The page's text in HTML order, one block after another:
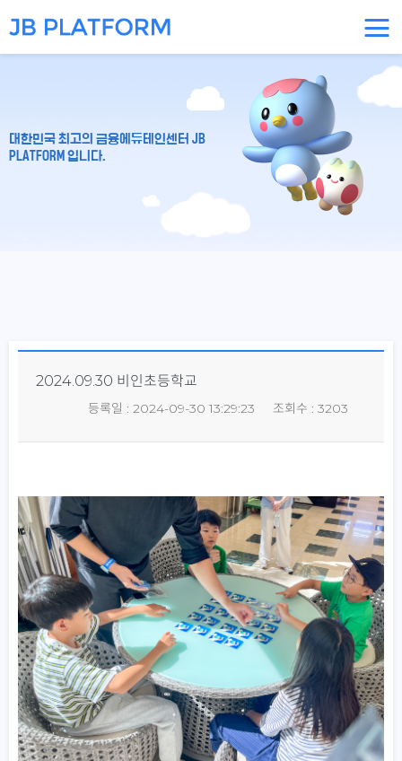
대한민국 최고의 금융에듀테인센터 JB
PLATFORM 입니다.
2024.09.30 비인초등학교
조회수 : 3203
등록일 : 2024-09-30 13:29:23